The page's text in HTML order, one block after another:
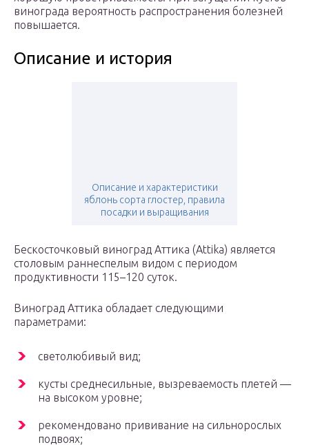
винограда вероятность распространения болезней
повышается.
Описание и история
Описание и характеристики
яблонь сорта глостер, правила
посадки и выращивания
Бескосточковый виноград Аттика (Attika) является
столовым раннеспелым видом с периодом
продуктивности 115–120 суток.
Виноград Аттика обладает следующими
параметрами:
светолюбивый вид;
кусты среднесильные, вызреваемость плетей —
на высоком уровне;
рекомендовано прививание на сильнорослых
подвоях;